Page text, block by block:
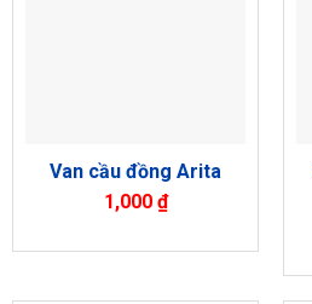
Van cầu đồng Arita
1,000 ₫